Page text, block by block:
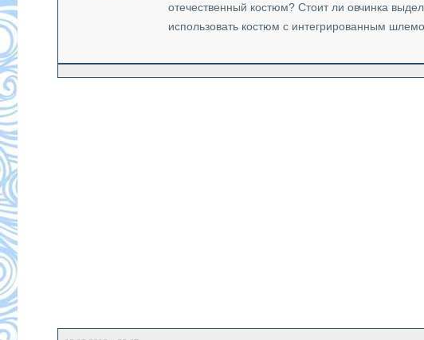
отечественный костюм? Стоит ли овчинка
использовать костюм с интегрированным